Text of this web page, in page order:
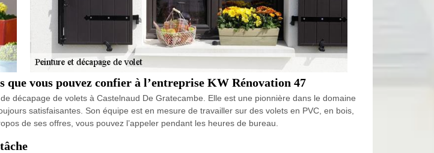
vous pouvez confier à l’entreprise KW Rénovation 47
décapage de volets à Castelnaud De Gratecambe. Elle est une pionnière dans le domaine
satisfaisantes. Son équipe est en mesure de travailler sur des volets en PVC, en bois,
de ses offres, vous pouvez l’appeler pendant les heures de bureau.